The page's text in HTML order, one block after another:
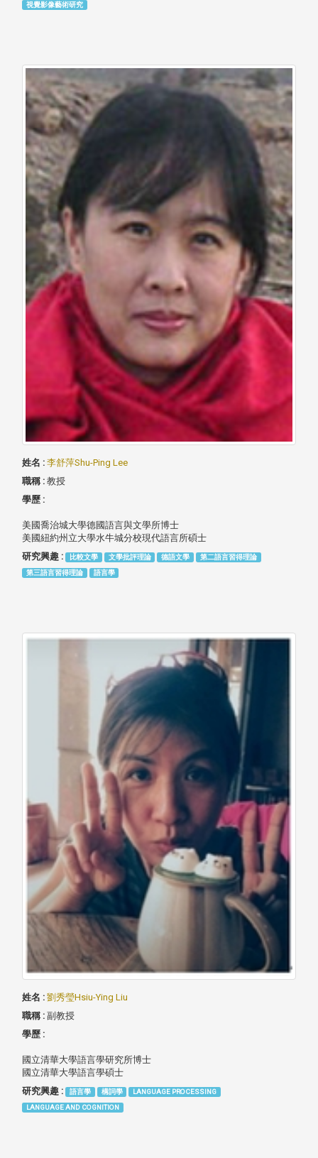
視覺影像藝術研究
姓名 : 李舒萍Shu-Ping Lee
職稱 : 教授
學歷 :
美國喬治城大學德國語言與文學所博士
美國紐約州立大學水牛城分校現代語言所碩士
研究興趣 :
比較文學 文學批評理論 德語文學
第二語言習得理論
第三語言習得理論
語言學
姓名 : 劉秀瑩Hsiu-Ying Liu
職稱 : 副教授
學歷 :
國立清華大學語言學研究所博士
國立清華大學語言學碩士
研究興趣 :
語言學 構詞學
LANGUAGE PROCESSING
LANGUAGE AND COGNITION